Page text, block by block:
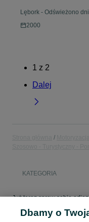
Lębork - Odświeżono
2000
1 z 2
Dalej
KATEGORIA
Dbamy o